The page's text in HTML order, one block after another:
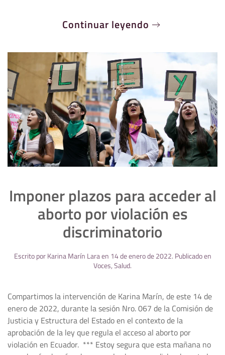
Continuar leyendo
Imponer plazos para acceder al
aborto por violación es
discriminatorio
Escrito porKarina Marín Laraen 14 de enero de 2022. Publicado en
Voces,Salud.
Compartimos la intervención de Karina Marín, de este 14 de
enero de 2022, durante la sesión Nro. 067 de la Comisión de
Justicia y Estructura del Estado en el contexto de la
aprobación de la ley que regula el acceso al aborto por
violación en Ecuador. *** Estoy segura que esta mañana no